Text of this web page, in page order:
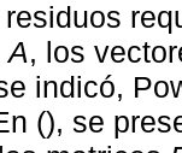
A, los
indicó,
(), se